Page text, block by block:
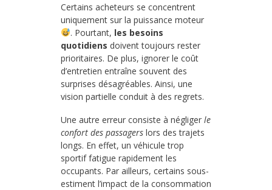
Certains acheteurs se concentrent
uniquement sur la puissance moteur
. Pourtant, les besoins
quotidiens doivent toujours rester
prioritaires. De plus, ignorer le coût
d’entretien entraîne souvent des
surprises désagréables. Ainsi, une
vision partielle conduit à des regrets.
Une autre erreur consiste à négliger le
confort des passagers lors des trajets
longs. En effet, un véhicule trop
sportif fatigue rapidement les
occupants. Par ailleurs, certains sous-
estiment l’impact de la consommation